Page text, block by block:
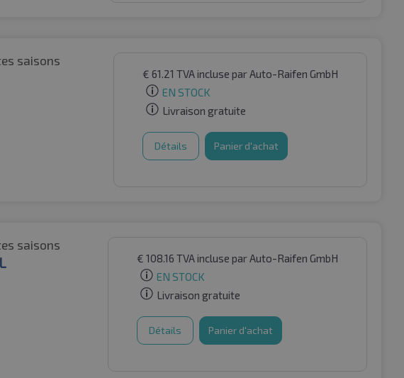
saisons
€ 61.21 TVA incluse par Auto-Raifen GmbH
EN STOCK
Livraison gratuite
Détails Panier d'achat
saisons
€ 108.16 TVA incluse par Auto-Raifen GmbH
EN STOCK
Livraison gratuite
Détails Panier d'achat